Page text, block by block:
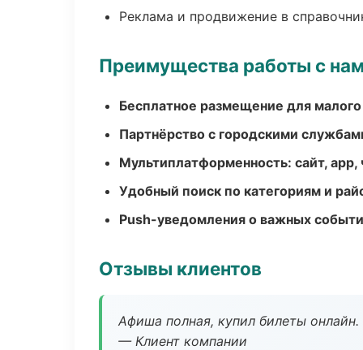
Реклама и продвижение в
Преимущества работы с
Бесплатное размещение для малого
Партнёрство с городскими
Мультиплатформенность: сайт, app,
Удобный поиск по категориям и
Push-уведомления о важных
Отзывы клиентов
Афиша полная, купил билеты онлайн.
— Клиент компании